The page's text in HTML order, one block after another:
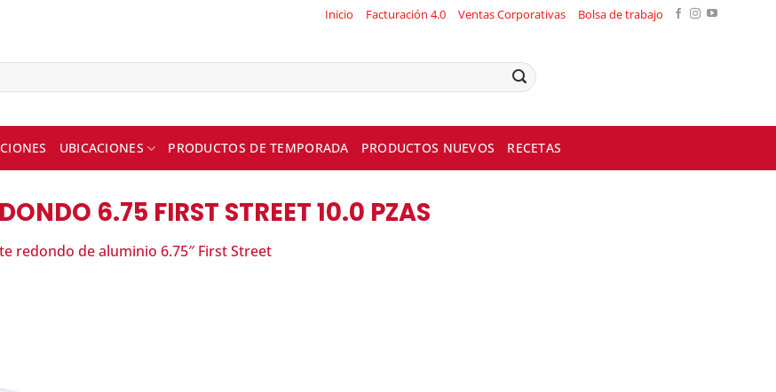
Inicio Facturación 4.0 Ventas Corporativas Bolsa de trabajo
UBICACIONES PRODUCTOS DE TEMPORADA PRODUCTOS NUEVOS RECETAS
6.75 FIRST STREET 10.0 PZAS
redondo de aluminio 6.75″ First Street